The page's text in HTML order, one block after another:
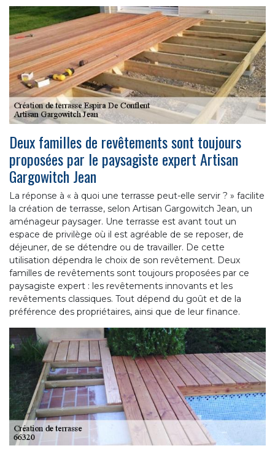
Deux familles de revêtements sont toujours
proposées par le paysagiste expert Artisan
Gargowitch Jean
La réponse à « à quoi une terrasse peut-elle servir ? » facilite
la création de terrasse, selon Artisan Gargowitch Jean, un
aménageur paysager. Une terrasse est avant tout un
espace de privilège où il est agréable de se reposer, de
déjeuner, de se détendre ou de travailler. De cette
utilisation dépendra le choix de son revêtement. Deux
familles de revêtements sont toujours proposées par ce
paysagiste expert : les revêtements innovants et les
revêtements classiques. Tout dépend du goût et de la
préférence des propriétaires, ainsi que de leur finance.